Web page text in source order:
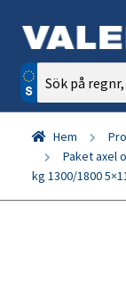
Sök
efter:
Hem
Paket axel
kg 1300/1800